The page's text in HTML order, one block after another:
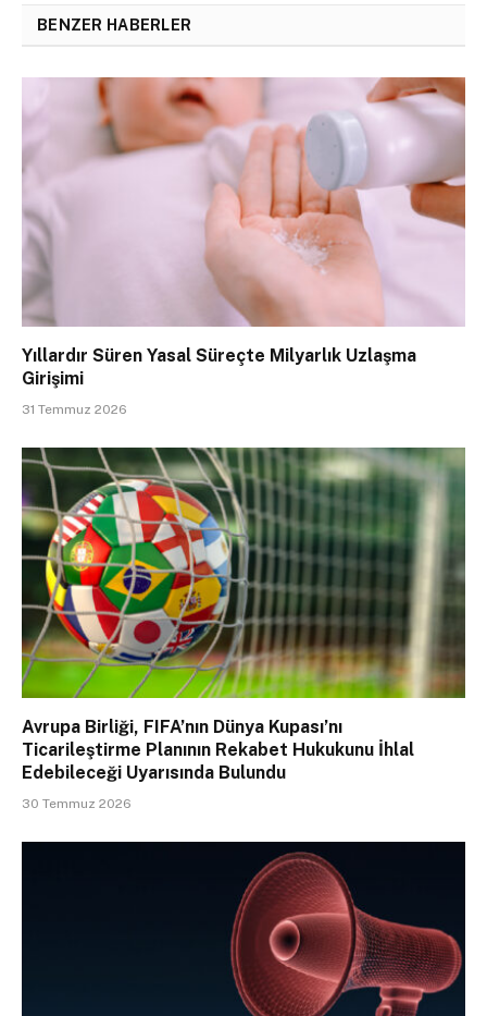
BENZER HABERLER
Yıllardır Süren Yasal Süreçte Milyarlık Uzlaşma
Girişimi
31 Temmuz 2026
Avrupa Birliği, FIFA’nın Dünya Kupası’nı
Ticarileştirme Planının Rekabet Hukukunu İhlal
Edebileceği Uyarısında Bulundu
30 Temmuz 2026